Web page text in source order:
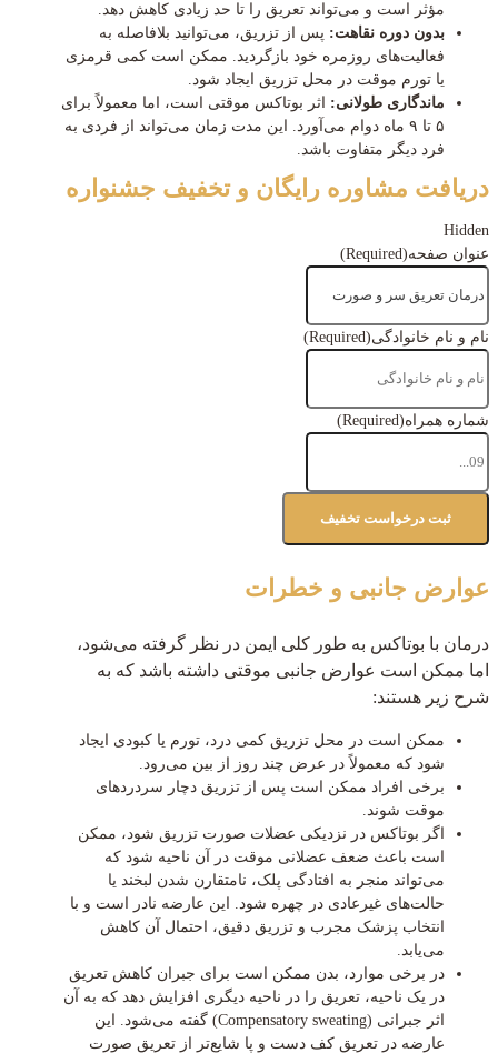
مؤثر است و می‌تواند تعریق را تا حد زیادی کاهش دهد.
بدون دوره نقاهت: پس از تزریق، می‌توانید بلافاصله به
فعالیت‌های روزمره خود بازگردید. ممکن است کمی قرمزی
یا تورم موقت در محل تزریق ایجاد شود.
ماندگاری طولانی: اثر بوتاکس موقتی است، اما معمولاً برای
۵ تا ۹ ماه دوام می‌آورد. این مدت زمان می‌تواند از فردی به
فرد دیگر متفاوت باشد.
دریافت مشاوره رایگان و تخفیف جشنواره
Hidden
عنوان صفحه(Required)
نام و نام خانوادگی(Required)
شماره همراه(Required)
عوارض جانبی و خطرات
درمان با بوتاکس به طور کلی ایمن در نظر گرفته می‌شود،
اما ممکن است عوارض جانبی موقتی داشته باشد که به
شرح زیر هستند:
ممکن است در محل تزریق کمی درد، تورم یا کبودی ایجاد
شود که معمولاً در عرض چند روز از بین می‌رود.
برخی افراد ممکن است پس از تزریق دچار سردردهای
موقت شوند.
اگر بوتاکس در نزدیکی عضلات صورت تزریق شود، ممکن
است باعث ضعف عضلانی موقت در آن ناحیه شود که
می‌تواند منجر به افتادگی پلک، نامتقارن شدن لبخند یا
حالت‌های غیرعادی در چهره شود. این عارضه نادر است و با
انتخاب پزشک مجرب و تزریق دقیق، احتمال آن کاهش
می‌یابد.
در برخی موارد، بدن ممکن است برای جبران کاهش تعریق
در یک ناحیه، تعریق را در ناحیه دیگری افزایش دهد که به آن
اثر جبرانی (Compensatory sweating) گفته می‌شود. این
عارضه در تعریق کف دست و پا شایع‌تر از تعریق صورت